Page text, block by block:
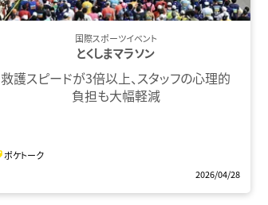
国際スポーツイベント
とくしまマラソン
救護スピードが3倍以上、スタッフの心理的
負担も大幅軽減
ポケトーク
2026/04/28